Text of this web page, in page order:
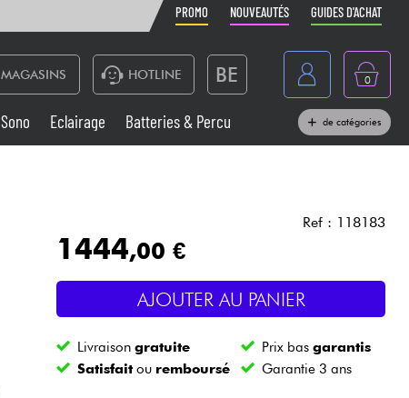
PROMO NOUVEAUTÉS GUIDES D'ACHAT
MAGASINS HOTLINE BE
België
Nederland
0
Sono
Vents
Câbles & Access.
Sono Eclairage
Batteries & Percu
de catégories
Ref : 118183
1444,00 €
AJOUTER AU PANIER
Livraisongratuite Prix bas garantis
Satisfaitou remboursé Garantie 3 ans